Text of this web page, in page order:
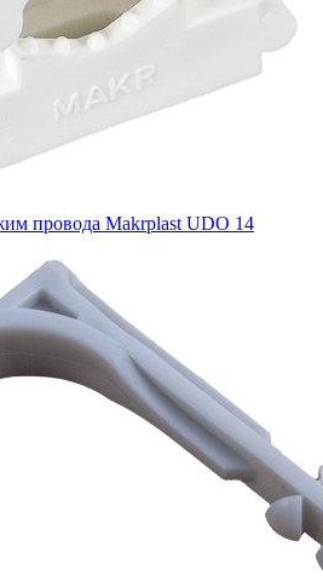
провода Makrplast UDO 14